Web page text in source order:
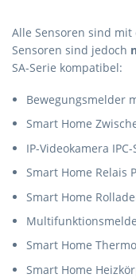
Alle Sensoren sind mit
Sensoren sind jedoch
SA-Serie kompatibel:
Bewegungsmelder
Smart Home
IP-Videokamera IPC-
Smart Home Relais
Smart Home
Smart Home
Smart Home